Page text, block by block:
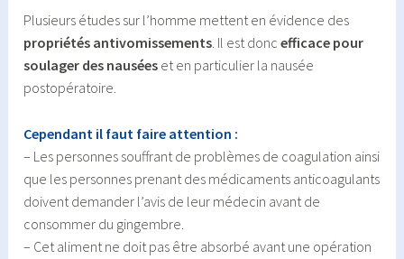
Plusieurs études sur l’homme mettent en évidence des
propriétés antivomissements. Il est doncefficace pour
soulager des nausées et en particulier la nausée
postopératoire.
Cependant il faut faire attention :
– Les personnes souffrant de problèmes de coagulation ainsi
que les personnes prenant des médicaments anticoagulants
doivent demander l’avis de leur médecin avant de
consommer du gingembre.
– Cet aliment ne doit pas être absorbé avant une opération